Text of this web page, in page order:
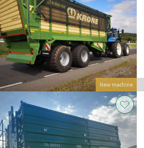
New machine